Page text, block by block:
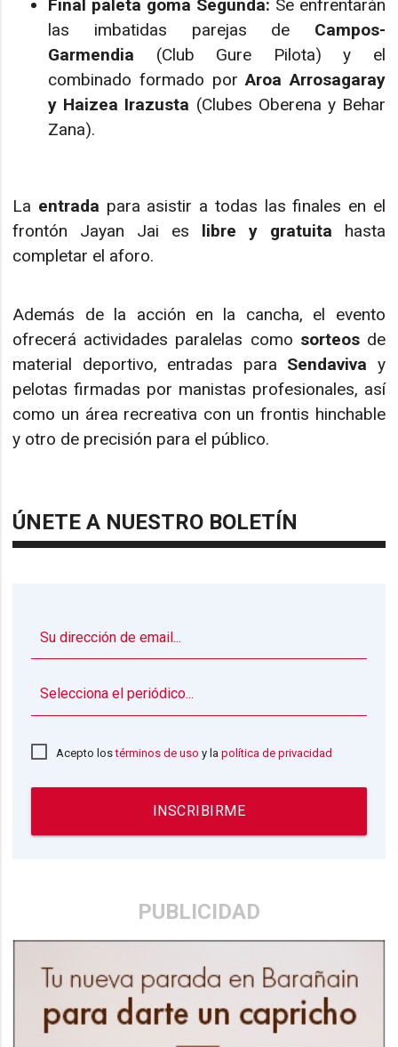
Final paleta goma Segunda: Se enfrentarán
las imbatidas parejas de Campos-
Garmendia (Club Gure Pilota) y el
combinado formado porAroa Arrosagaray
y Haizea Irazusta (Clubes Oberena y Behar
Zana).
La entrada para asistir a todas las finales en el
frontón Jayan Jai es libre y gratuita hasta
completar el aforo.
Además de la acción en la cancha, el evento
ofrecerá actividades paralelas como sorteosde
material deportivo, entradas para Sendaviva y
pelotas firmadas por manistas profesionales, así
como un área recreativa con un frontis hinchable
y otro de precisión para el público.
ÚNETE A NUESTRO BOLETÍN
Acepto lostérminos de uso y lapolítica de privacidad
INSCRIBIRME
PUBLICIDAD